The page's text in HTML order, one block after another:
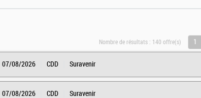
Nombre de résultats : 140 offre(s) 1
07/08/2026 CDD Suravenir
07/08/2026 CDD Suravenir